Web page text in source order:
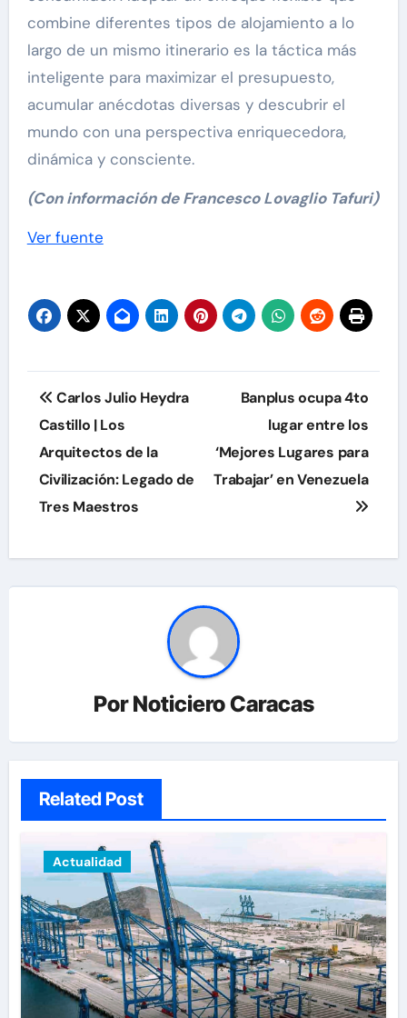
combine diferentes tipos de alojamiento a lo
largo de un mismo itinerario es la táctica más
inteligente para maximizar el presupuesto,
acumular anécdotas diversas y descubrir el
mundo con una perspectiva enriquecedora,
dinámica y consciente.
(Con información de Francesco Lovaglio Tafuri)
Navegación
entradas
Ver fuente
Navegación
de
entradas
Carlos Julio Heydra
Castillo | Los
Arquitectos de la
Civilización: Legado de
Tres Maestros
Banplus ocupa 4to
lugar entre los
‘Mejores Lugares para
Trabajar’ en Venezuela
PorNoticiero Caracas
Related Post
Actualidad